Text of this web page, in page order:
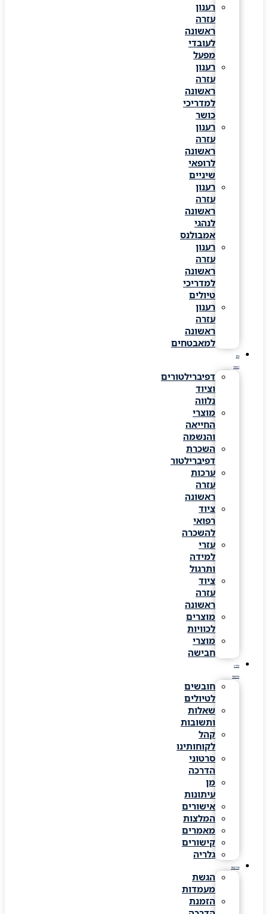
רענון
עזרה
ראשונה
לעובדי
מפעל
רענון
עזרה
ראשונה
למדריכי
כושר
רענון
עזרה
ראשונה
לרופאי
שיניים
רענון
עזרה
ראשונה
לנהגי
אמבולנס
רענון
עזרה
ראשונה
למדריכי
טיולים
רענון
עזרה
ראשונה
למאבטחים
דפיברילטורים
נלווה
מוצרי
החייאה
והנשמה
השכרת
דפיברילטור
ערכות
עזרה
ראשונה
ציוד
רפואי
להשכרה
עזרי
למידה
ותרגול
ציוד
עזרה
ראשונה
מוצרים
לכוויות
מוצרי
חבישה
חובשים
לטיולים
שאלות
ותשובות
קהל
לקוחותינו
סרטוני
הדרכה
מן
עיתונות
אישורים
המלצות
מאמרים
קישורים
גלריה
הגשת
מעמדות
הזמנת